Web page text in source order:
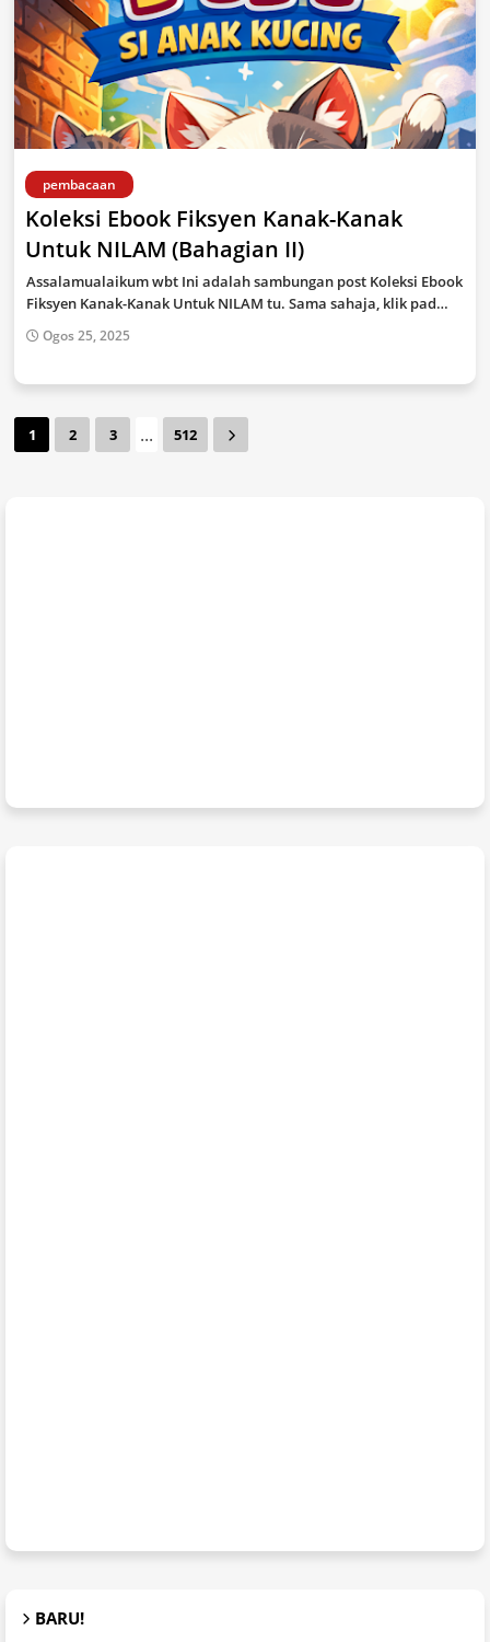
pembacaan
Koleksi Ebook Fiksyen Kanak-Kanak
Untuk NILAM (Bahagian II)
Assalamualaikum wbt Ini adalah sambungan post Koleksi Ebook
Fiksyen Kanak-Kanak Untuk NILAM tu. Sama sahaja, klik pad…
Ogos 25, 2025
1 2 3 ... 512
BARU!